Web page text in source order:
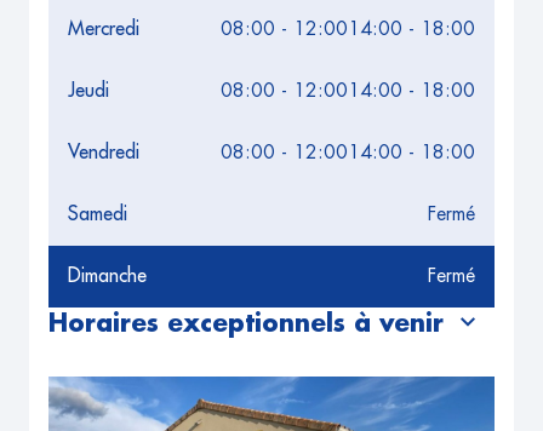
Mercredi 08:00 - 12:00 14:00 - 18:00
Jeudi 08:00 - 12:00 14:00 - 18:00
Vendredi 08:00 - 12:00 14:00 - 18:00
Samedi Fermé
Dimanche Fermé
Horaires exceptionnels à venir